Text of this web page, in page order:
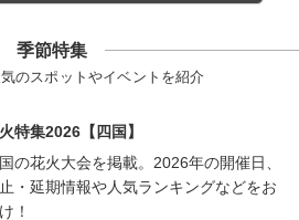
季節特集
のスポットやイベントを紹介
特集2026【四国】
の花火大会を掲載。2026年の開催日、
・延期情報や人気ランキングなどをお
！